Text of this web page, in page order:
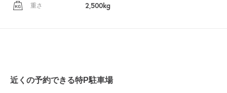
重さ 2,500kg
近くの予約できる特P駐車場